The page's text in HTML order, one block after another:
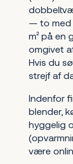
— to med
m² på en
omgivet
Hvis du
strejf af
Indenfor
blender,
hyggelig
være